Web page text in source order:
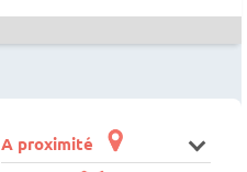
A proximité